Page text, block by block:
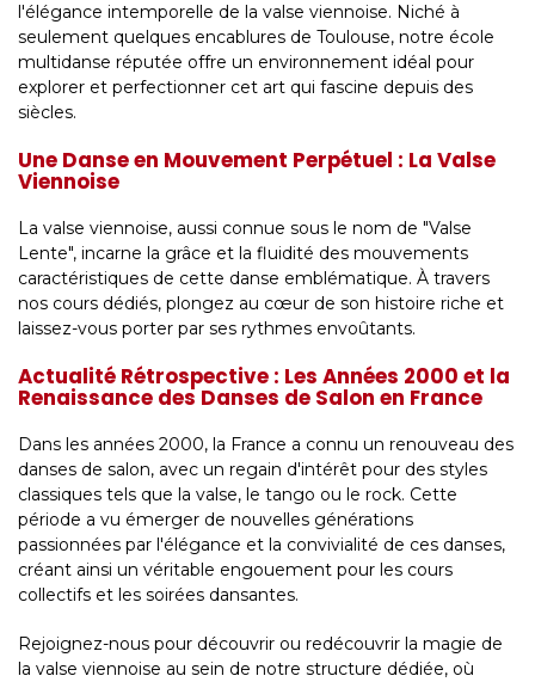
l'élégance intemporelle de la valse viennoise. Niché à
seulement quelques encablures de Toulouse, notre école
multidanse réputée offre un environnement idéal pour
explorer et perfectionner cet art qui fascine depuis des
siècles.
Une Danse en Mouvement Perpétuel : La Valse
Viennoise
La valse viennoise, aussi connue sous le nom de "Valse
Lente", incarne la grâce et la fluidité des mouvements
caractéristiques de cette danse emblématique. À travers
nos cours dédiés, plongez au cœur de son histoire riche et
laissez-vous porter par ses rythmes envoûtants.
Actualité Rétrospective : Les Années 2000 et la
Renaissance des Danses de Salon en France
Dans les années 2000, la France a connu un renouveau des
danses de salon, avec un regain d'intérêt pour des styles
classiques tels que la valse, le tango ou le rock. Cette
période a vu émerger de nouvelles générations
passionnées par l'élégance et la convivialité de ces danses,
créant ainsi un véritable engouement pour les cours
collectifs et les soirées dansantes.
Rejoignez-nous pour découvrir ou redécouvrir la magie de
la valse viennoise au sein de notre structure dédiée, où